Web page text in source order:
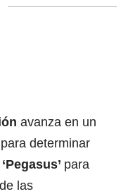
avanza en un
determinar
para
las